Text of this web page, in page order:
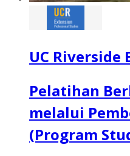
UC Riverside
Pelatihan
melalui
(Program